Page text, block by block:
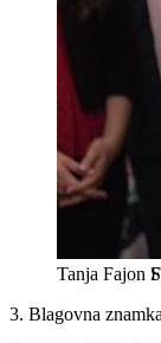
Tanja Fajon
3. Blagovna